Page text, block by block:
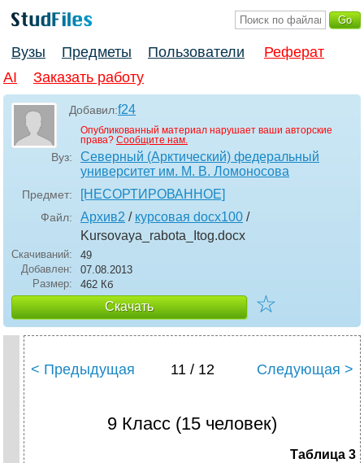
Вузы Предметы Пользователи
Реферат
AI
Заказать работу
Добавил:f24
Опубликованный материал нарушает ваши авторские
права? Сообщите нам.
Вуз:
Северный (Арктический) федеральный
университет им. М. В. Ломоносова
Предмет: [НЕСОРТИРОВАННОЕ]
Файл: Архив2 / курсовая docx100 /
Kursovaya_rabota_Itog.docx
Скачиваний:
49
Добавлен:
07.08.2013
Размер:
462 Кб
Скачать ☆
< Предыдущая 11 / 12 Следующая >
9 Класс (15 человек)
Таблица 3